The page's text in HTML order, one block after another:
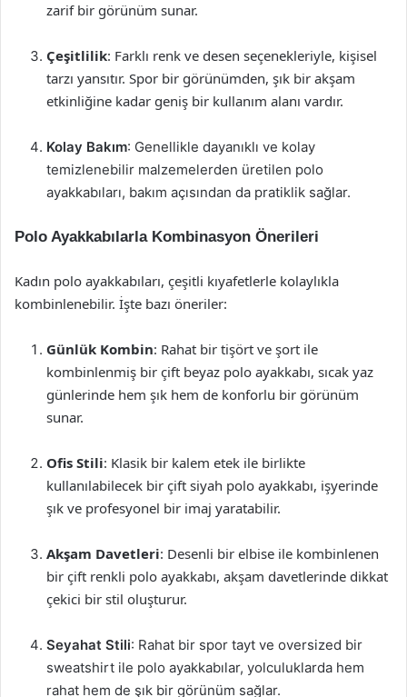
zarif bir görünüm sunar.
Çeşitlilik: Farklı renk ve desen seçenekleriyle, kişisel
tarzı yansıtır. Spor bir görünümden, şık bir akşam
etkinliğine kadar geniş bir kullanım alanı vardır.
Kolay Bakım: Genellikle dayanıklı ve kolay
temizlenebilir malzemelerden üretilen polo
ayakkabıları, bakım açısından da pratiklik sağlar.
Polo Ayakkabılarla Kombinasyon Önerileri
Kadın polo ayakkabıları, çeşitli kıyafetlerle kolaylıkla
kombinlenebilir. İşte bazı öneriler:
Günlük Kombin: Rahat bir tişört ve şort ile
kombinlenmiş bir çift beyaz polo ayakkabı, sıcak yaz
günlerinde hem şık hem de konforlu bir görünüm
sunar.
Ofis Stili: Klasik bir kalem etek ile birlikte
kullanılabilecek bir çift siyah polo ayakkabı, işyerinde
şık ve profesyonel bir imaj yaratabilir.
Akşam Davetleri: Desenli bir elbise ile kombinlenen
bir çift renkli polo ayakkabı, akşam davetlerinde dikkat
çekici bir stil oluşturur.
Seyahat Stili: Rahat bir spor tayt ve oversized bir
sweatshirt ile polo ayakkabılar, yolculuklarda hem
rahat hem de şık bir görünüm sağlar.